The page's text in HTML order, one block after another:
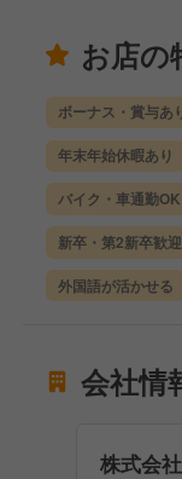
お店の
ボーナス・賞与あ
年末年始休暇あり
バイク・車通勤OK
新卒・第2新卒歓迎
外国語が活かせる
会社情
株式会